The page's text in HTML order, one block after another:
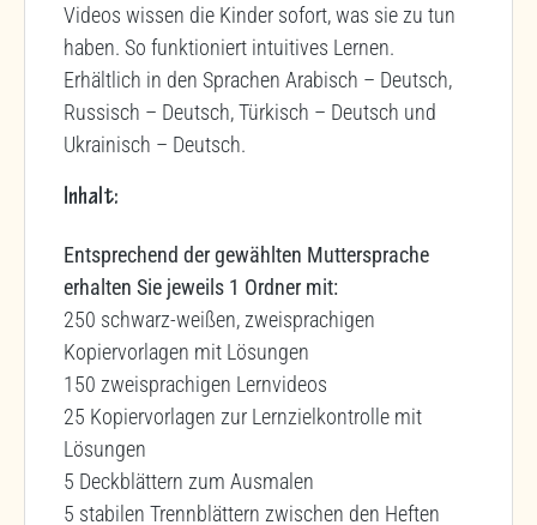
Videos wissen die Kinder sofort, was sie zu tun
haben. So funktioniert intuitives Lernen.
Erhältlich in den Sprachen Arabisch – Deutsch,
Russisch – Deutsch, Türkisch – Deutsch und
Ukrainisch – Deutsch.
Inhalt:
Entsprechend der gewählten Muttersprache
erhalten Sie jeweils 1 Ordner mit:
250 schwarz-weißen, zweisprachigen
Kopiervorlagen mit Lösungen
150 zweisprachigen Lernvideos
25 Kopiervorlagen zur Lernzielkontrolle mit
Lösungen
5 Deckblättern zum Ausmalen
5 stabilen Trennblättern zwischen den Heften